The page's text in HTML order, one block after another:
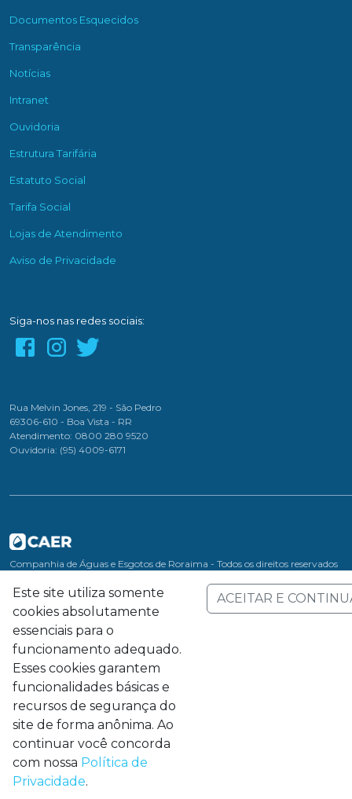
Este site utiliza somente
cookies absolutamente
essenciais para o
funcionamento adequado.
Esses cookies garantem
funcionalidades básicas e
recursos de segurança do
site de forma anônima. Ao
continuar você concorda
com nossa Política de
Privacidade.
ACEITAR E
Documentos Esquecidos
Transparência
Notícias
Intranet
Ouvidoria
Estrutura Tarifária
Estatuto Social
Tarifa Social
Lojas de Atendimento
Aviso de Privacidade
Siga-nos nas redes sociais:
Rua Melvin Jones, 219 - São Pedro
69306-610 - Boa Vista - RR
Atendimento: 0800 280 9520
Ouvidoria: (95) 4009-6171
Companhia de Águas e Esgotos de Roraima - Todos os direitos reservados